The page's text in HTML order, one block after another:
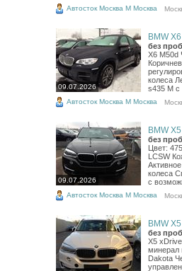
Автосток Москва М Москва
09.07.2026
BMW
без
X6 M50d
колеса
s435 M
Автосток Москва М Москва
09.07.2026
BMW
без
Цвет:
LCSW
колеса
с
Автосток Москва М Москва
BMW
без
X5
минерал
Dakota